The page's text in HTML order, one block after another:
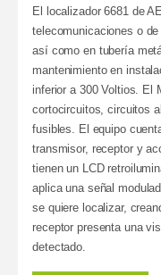
El localizador 6681 de
telecomunicaciones o de
así como en tubería
mantenimiento en
inferior a 300 Voltios. El
cortocircuitos, circuitos
fusibles. El equipo
transmisor, receptor y
tienen un LCD
aplica una señal
se quiere localizar,
receptor presenta una
detectado.